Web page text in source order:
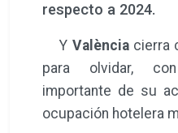
respecto a 2024.
Y València cierra
para olvidar,
importante de su
ocupación hotelera